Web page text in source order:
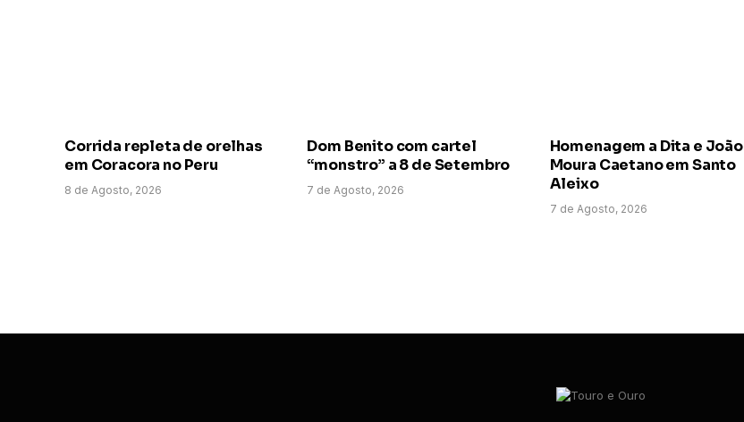
Corrida repleta de orelhas
em Coracora no Peru
8 de Agosto, 2026
Dom Benito com cartel
“monstro” a 8 de Setembro
7 de Agosto, 2026
Homenagem a Dita e João
Moura Caetano em Santo
Aleixo
7 de Agosto, 2026